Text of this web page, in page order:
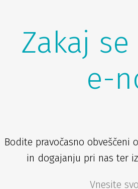
Zakaj
e-
Bodite pravočasno obveščeni
in dogajanju pri nas ter